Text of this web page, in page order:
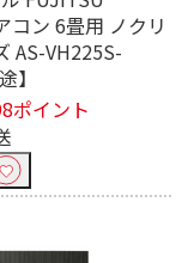
コン 6畳用 ノクリ
AS-VH225S-
】
ポイント